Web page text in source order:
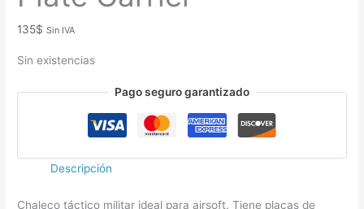
135$ Sin IVA
Sin existencias
Pago seguro garantizado
Descripción
Chaleco táctico militar ideal para airsoft. Tiene placas de